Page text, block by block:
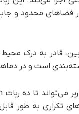
فضاهای محدود و
با داشتن 16 دوربین،
بین 32 تا 122 درجه فارنهایت به
تکراری به‌ طور